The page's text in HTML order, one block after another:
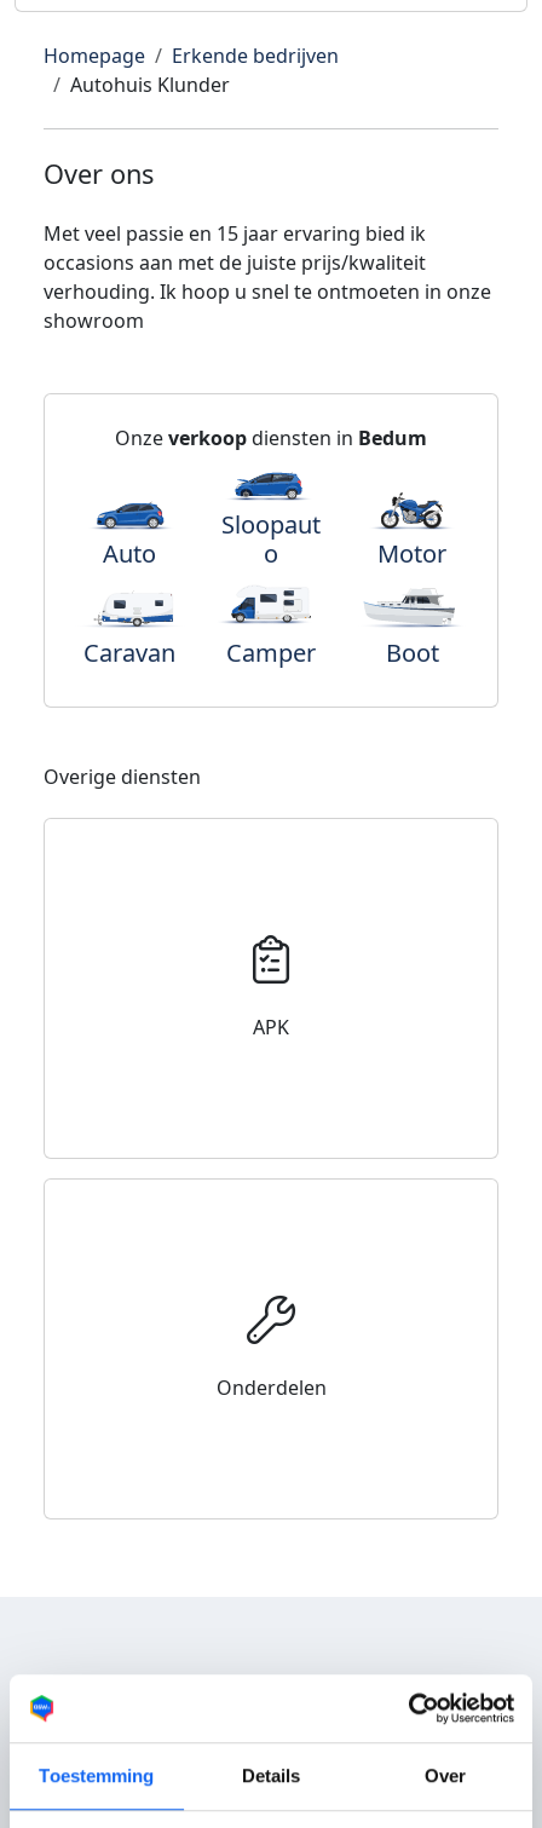
Toestemming Details Over
Homepage
Erkende bedrijven
Autohuis Klunder
Over ons
Met veel passie en 15 jaar ervaring bied ik
occasions aan met de juiste prijs/kwaliteit
verhouding. Ik hoop u snel te ontmoeten in onze
showroom
Onzeverkoopdiensten in Bedum
Auto
Sloopaut
o
Motor
Caravan Camper Boot
Overige diensten
APK
Onderdelen
Nog geen reviews